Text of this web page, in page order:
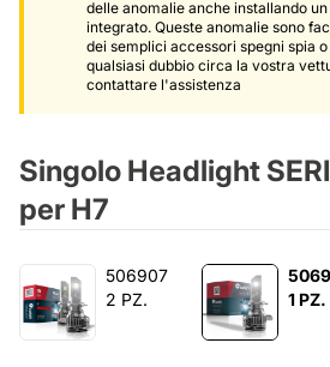
delle anomalie anche installando
integrato. Queste anomalie sono
dei semplici accessori spegni spia
qualsiasi dubbio circa la vostra
contattare l'assistenza
Singolo Headlight
per H7
506907
2 PZ.
1 PZ.